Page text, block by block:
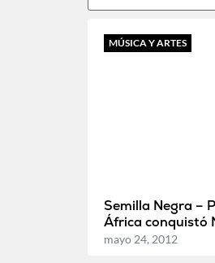
MÚSICA Y ARTES
Semilla Negra –
África conquistó
mayo 24, 2012